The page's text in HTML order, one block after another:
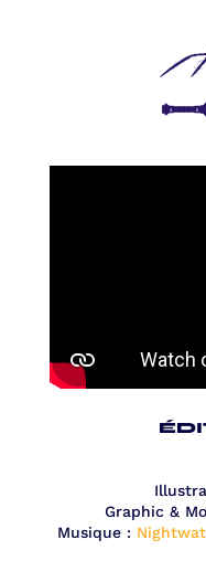
Graphic &
Musique :